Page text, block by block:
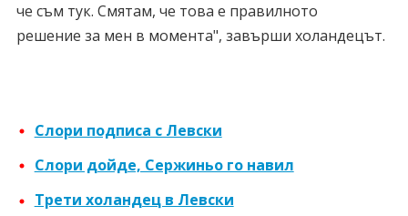
че съм тук. Смятам, че това е правилното
решение за мен в момента", завърши холандецът.
Слори подписа с Левски
Слори дойде, Сержиньо го навил
Трети холандец в Левски